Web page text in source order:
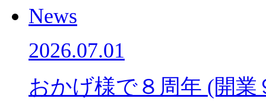
News
2026.07.01
おかげ様で８周年 (